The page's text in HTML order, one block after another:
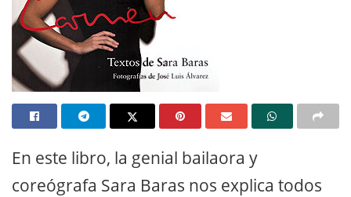
En este libro, la genial bailaora y
coreógrafa Sara Baras nos explica todos